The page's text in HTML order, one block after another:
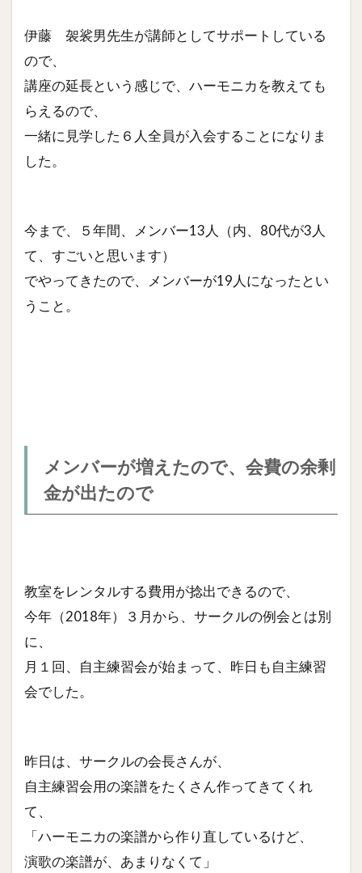
伊藤 袈裟男先生が講師としてサポートしている
ので、
講座の延長という感じで、ハーモニカを教えても
らえるので、
一緒に見学した６人全員が入会することになりま
した。
今まで、５年間、メンバー13人（内、80代が3人
て、すごいと思います）
でやってきたので、メンバーが19人になったとい
うこと。
メンバーが増えたので、会費の余剰
金が出たので
教室をレンタルする費用が捻出できるので、
今年（2018年）３月から、サークルの例会とは別
に、
月１回、自主練習会が始まって、昨日も自主練習
会でした。
昨日は、サークルの会長さんが、
自主練習会用の楽譜をたくさん作ってきてくれ
て、
「ハーモニカの楽譜から作り直しているけど、
演歌の楽譜が、あまりなくて」